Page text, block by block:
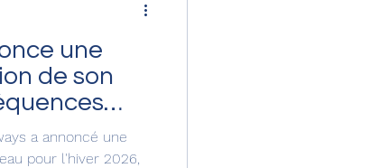
une
de son
a annoncé une
pour l'hiver 2026,